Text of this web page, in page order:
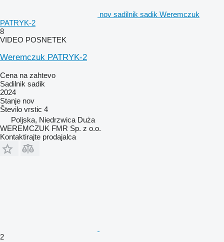
nov sadilnik sadik Weremczuk
PATRYK-2
8
VIDEO POSNETEK
Weremczuk PATRYK-2
Cena na zahtevo
Sadilnik sadik
2024
Stanje nov
Število vrstic 4
Poljska, Niedrzwica Duża
WEREMCZUK FMR Sp. z o.o.
Kontaktirajte prodajalca
2